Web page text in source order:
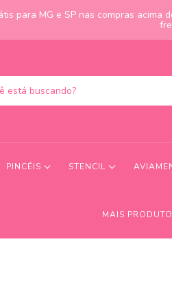
para MG e SP nas compras acima
PINCÉIS STENCIL
MAIS